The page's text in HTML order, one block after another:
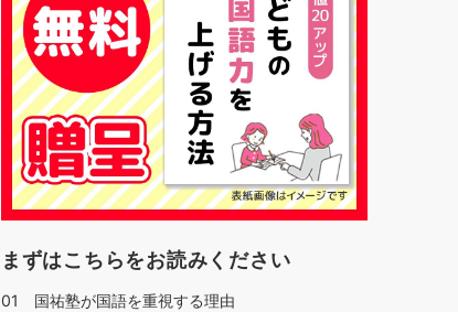
まずはこちらをお読みください
01 国祐塾が国語を重視する理由